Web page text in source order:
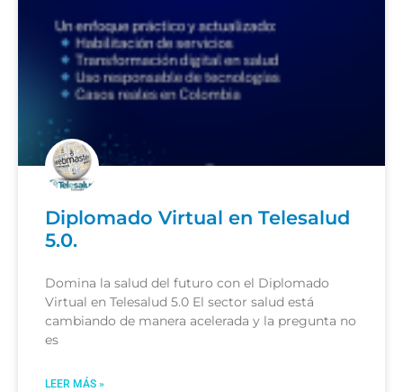
Diplomado Virtual en Telesalud
5.0.
Domina la salud del futuro con el Diplomado
Virtual en Telesalud 5.0 El sector salud está
cambiando de manera acelerada y la pregunta no
es
LEER MÁS »